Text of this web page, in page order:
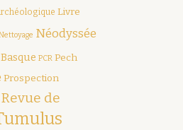
Livre
Néodyssée
PCR Pech
Prospection
Revue de